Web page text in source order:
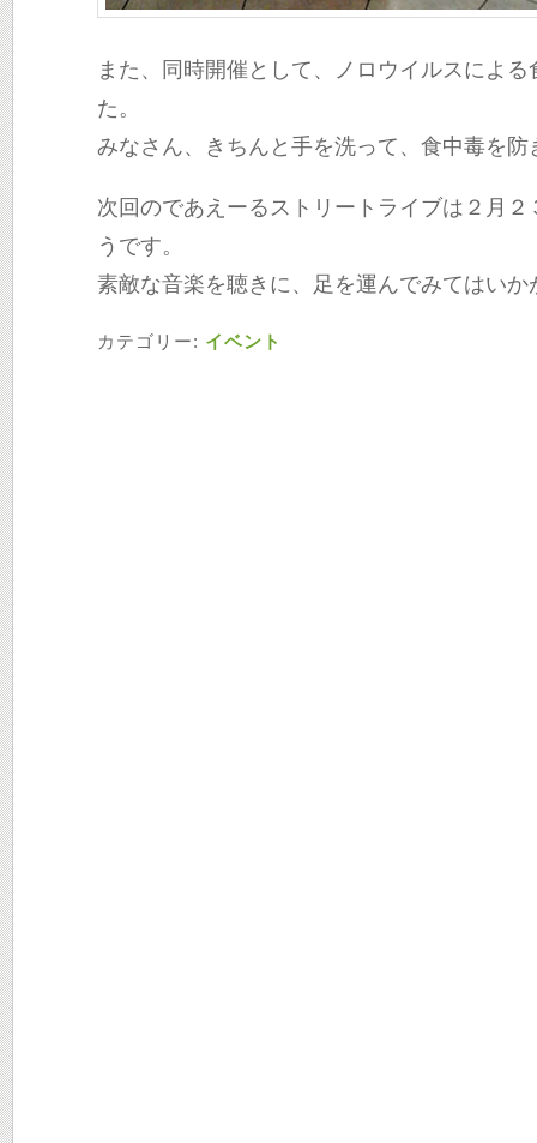
また、同時開催として、ノロウイルスによ
た。
みなさん、きちんと手を洗って、食中毒を防
次回のであえーるストリートライブは２月
うです。
素敵な音楽を聴きに、足を運んでみてはいか
カテゴリー: イベント